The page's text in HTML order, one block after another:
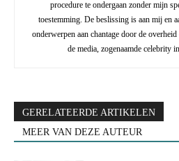
procedure te ondergaan zonder mijn
toestemming. De beslissing is aan mij en
onderwerpen aan chantage door de
de media, zogenaamde celebrity
GERELATEERDE ARTIKELEN
MEER VAN DEZE AUTEUR